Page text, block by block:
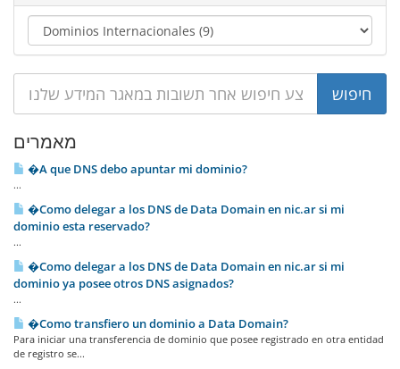
מאמרים
�A que DNS debo apuntar mi dominio?
...
�Como delegar a los DNS de Data Domain en nic.ar si mi
dominio esta reservado?
...
�Como delegar a los DNS de Data Domain en nic.ar si mi
dominio ya posee otros DNS asignados?
...
�Como transfiero un dominio a Data Domain?
Para iniciar una transferencia de dominio que posee registrado en otra entidad
de registro se...